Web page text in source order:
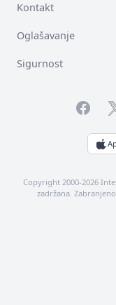
Kontakt
Oglašavanje
Sigurnost
Copyright 2000-2026
zadržana.